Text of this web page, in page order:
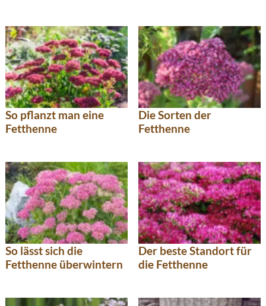
So pflanzt man eine
Fetthenne
Die Sorten der
Fetthenne
So lässt sich die
Fetthenne überwintern
Der beste Standort für
die Fetthenne